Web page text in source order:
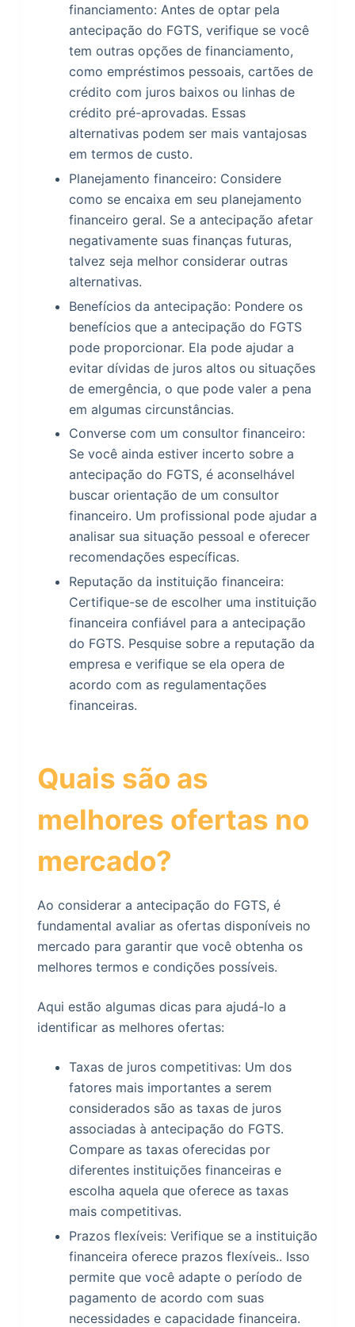
financiamento: Antes de optar pela
antecipação do FGTS, verifique se você
tem outras opções de financiamento,
como empréstimos pessoais, cartões de
crédito com juros baixos ou linhas de
crédito pré-aprovadas. Essas
alternativas podem ser mais vantajosas
em termos de custo.
Planejamento financeiro: Considere
como se encaixa em seu planejamento
financeiro geral. Se a antecipação afetar
negativamente suas finanças futuras,
talvez seja melhor considerar outras
alternativas.
Benefícios da antecipação: Pondere os
benefícios que a antecipação do FGTS
pode proporcionar. Ela pode ajudar a
evitar dívidas de juros altos ou situações
de emergência, o que pode valer a pena
em algumas circunstâncias.
Converse com um consultor financeiro:
Se você ainda estiver incerto sobre a
antecipação do FGTS, é aconselhável
buscar orientação de um consultor
financeiro. Um profissional pode ajudar a
analisar sua situação pessoal e oferecer
recomendações específicas.
Reputação da instituição financeira:
Certifique-se de escolher uma instituição
financeira confiável para a antecipação
do FGTS. Pesquise sobre a reputação da
empresa e verifique se ela opera de
acordo com as regulamentações
financeiras.
Quais são as
melhores ofertas no
mercado?
Ao considerar a antecipação do FGTS, é
fundamental avaliar as ofertas disponíveis no
mercado para garantir que você obtenha os
melhores termos e condições possíveis.
Aqui estão algumas dicas para ajudá-lo a
identificar as melhores ofertas:
Taxas de juros competitivas: Um dos
fatores mais importantes a serem
considerados são as taxas de juros
associadas à antecipação do FGTS.
Compare as taxas oferecidas por
diferentes instituições financeiras e
escolha aquela que oferece as taxas
mais competitivas.
Prazos flexíveis: Verifique se a instituição
financeira oferece prazos flexíveis.. Isso
permite que você adapte o período de
pagamento de acordo com suas
necessidades e capacidade financeira.